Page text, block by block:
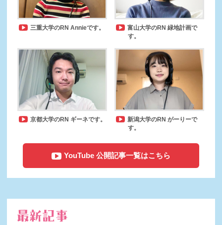
三重大学のRN Annieです。
富山大学のRN 緑地計画で
す。
京都大学のRN ギーネです。
新潟大学のRN がーりーで
す。
YouTube 公開記事一覧はこちら